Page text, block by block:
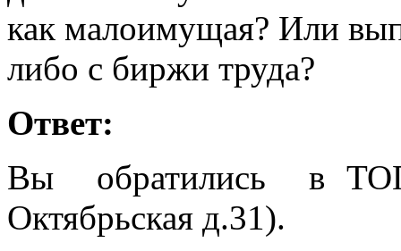
как малоимущая? Или
либо с биржи труда?
Ответ:
Вы обратились в
Октябрьская д.31).